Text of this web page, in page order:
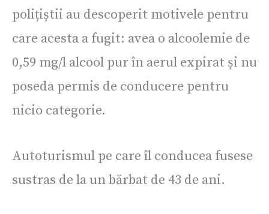
polițiștii au descoperit motivele pentru
care acesta a fugit: avea o alcoolemie de
0,59 mg/l alcool pur în aerul expirat și nu
poseda permis de conducere pentru
nicio categorie.
Autoturismul pe care îl conducea fusese
sustras de la un bărbat de 43 de ani.